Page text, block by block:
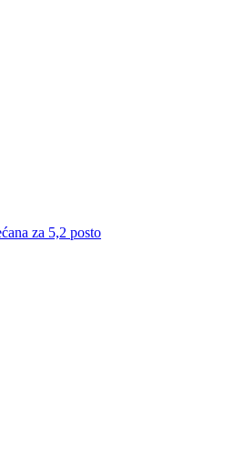
za 5,2 posto